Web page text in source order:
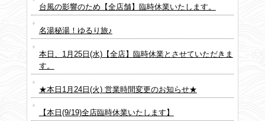
台風の影響のため【全店舗】臨時休業いたします。
名湯秘湯！ゆるり旅♪
本日、1月25日(水)【全店】臨時休業とさせていただきま
す。
★本日1月24日(火) 営業時間変更のお知らせ★
【本日(9/19)全店臨時休業いたします】